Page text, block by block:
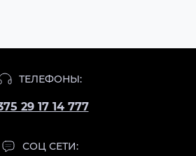
ТЕЛЕФОНЫ:
29 17 14 777
СОЦ СЕТИ: